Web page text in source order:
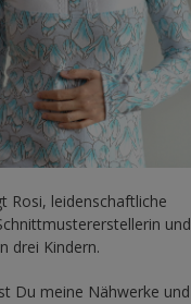
Rosi, leidenschaftliche
und
drei Kindern.
Du meine Nähwerke und